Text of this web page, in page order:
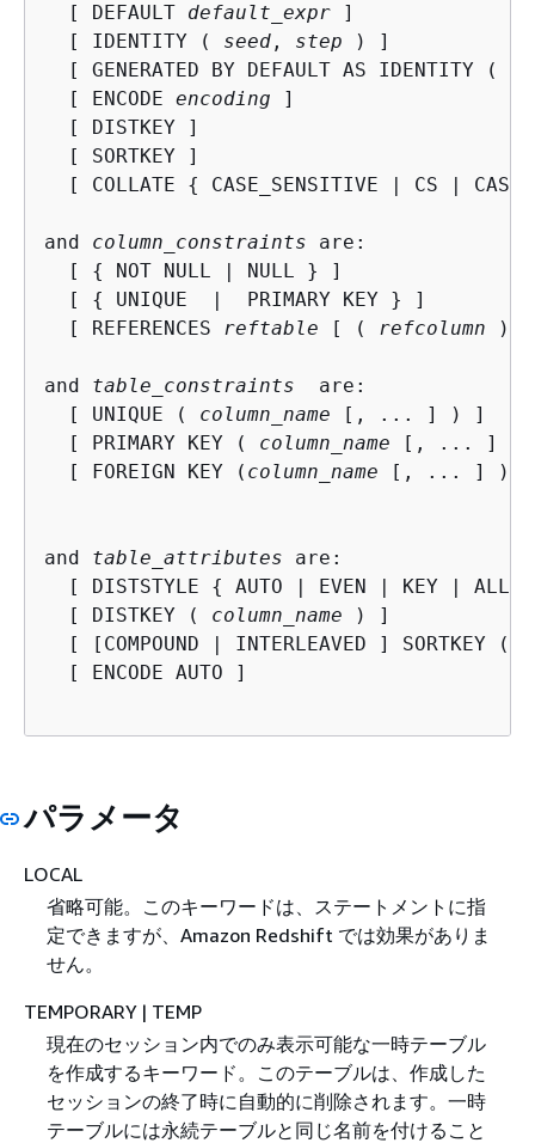
  [ DEFAULT
default_expr ]
  [ IDENTITY (
seed , step ) ]
  [ GENERATED BY DEFAULT AS IDENTITY (
  [ ENCODE
encoding ]
  [ DISTKEY ]
  [ SORTKEY ]
  [ COLLATE
{ CASE_SENSITIVE | CS |
and column_constraints are:
  [
{
NOT NULL | NULL } ]
  [
{
UNIQUE  |  PRIMARY KEY } ]
  [ REFERENCES
reftable [ ( refcolumn )
and table_constraints
  are:
  [ UNIQUE (
column_name [, ... ] ) ]
  [ PRIMARY KEY (
column_name [, ... ] )
  [ FOREIGN KEY (
column_name [, ... ] )
and table_attributes are:
  [ DISTSTYLE
{
AUTO | EVEN | KEY | ALL
  [ DISTKEY (
column_name ) ]
  [ [COMPOUND | INTERLEAVED ] SORTKEY (
  [ ENCODE AUTO ]
パラメータ
LOCAL
省略可能。このキーワードは、ステートメントに指
定できますが、Amazon Redshift では効果がありま
せん。
TEMPORARY | TEMP
現在のセッション内でのみ表示可能な一時テーブル
を作成するキーワード。このテーブルは、作成した
セッションの終了時に自動的に削除されます。一時
テーブルには永続テーブルと同じ名前を付けること